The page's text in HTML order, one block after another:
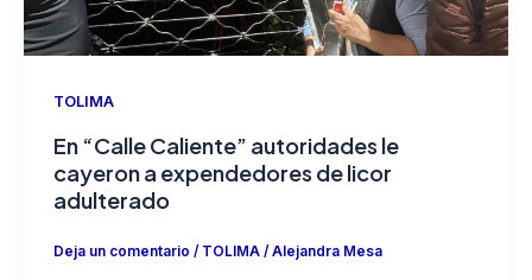
TOLIMA
En “Calle Caliente” autoridades le
cayeron a expendedores de licor
adulterado
Deja un comentario / TOLIMA/ Alejandra Mesa